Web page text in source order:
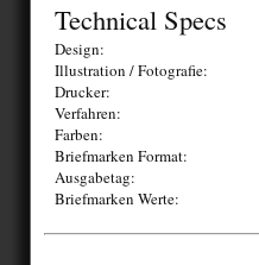
Technical Specs
Design:
Illustration / Fotografie:
Drucker:
Verfahren:
Farben:
Briefmarken Format:
Ausgabetag:
Briefmarken Werte: